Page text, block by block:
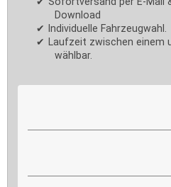
Download
Individuelle Fahrzeugwahl.
Laufzeit zwischen einem
wählbar.